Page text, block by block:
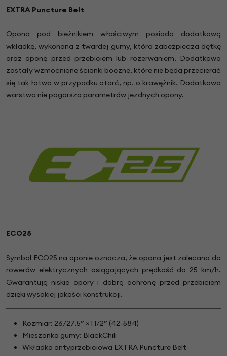
EXTRA Puncture Belt
Opona pod bieżnikiem właściwym posiada dodatkową
wkładkę, wykonaną z twardej gumy, która zabezpiecza dętkę
oraz oponę przed przebiciem lub rozerwaniem. Dodatkowo
zostały wzmocnione ścianki boczne, które nie będą przecierać
się tak łatwo w przypadku otarć, np. o krawężnik. Dodatkowa
warstwa nie pogarsza parametrów jezdnych opony.
ECO25
Symbol ECO25 na oponie oznacza, że opona jest zalecana do
rowerów elektrycznych osiągających prędkość do 25 km/h.
Gwarantują niskie opory i dobrą ochronę przed przebiciem
dzięki wysokiej jakości konstrukcji.
Rozmiar: 26/27.5” × 1 1/2” (42-584)
Mieszanka gumy: BlackChili
Wkładka antyprzebiciowa EXTRA Puncture Belt